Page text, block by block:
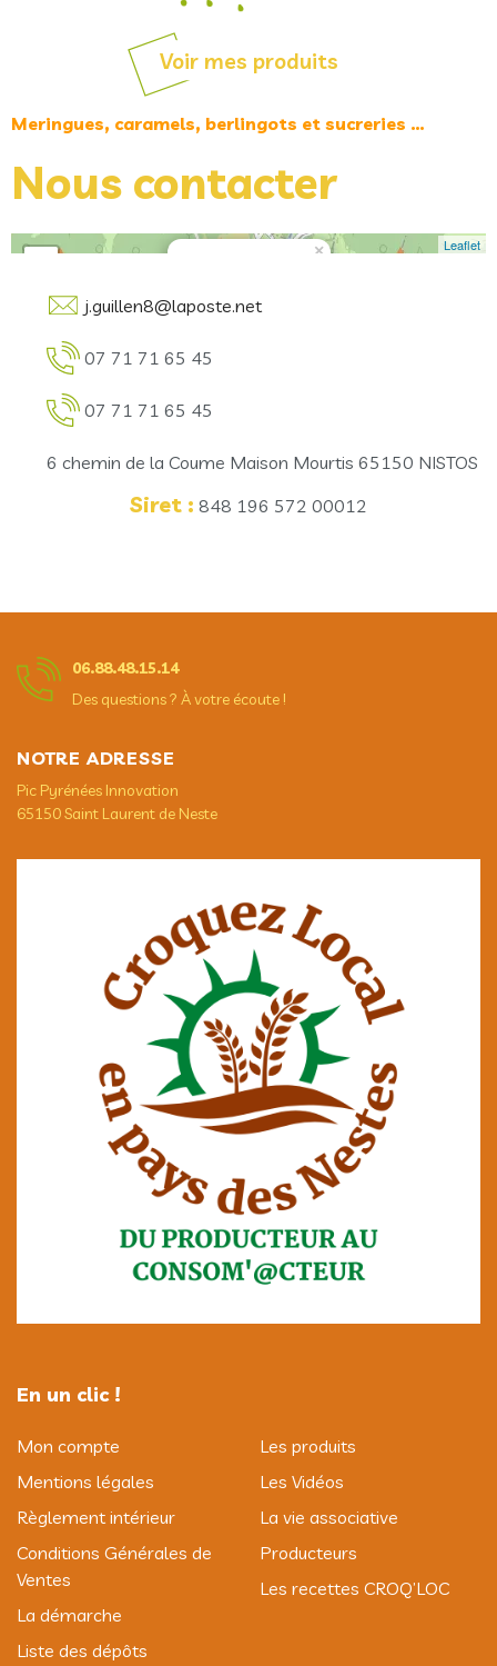
Voir mes produits
Meringues, caramels, berlingots et sucreries …
Nous contacter
× Leaflet
j.guillen8@laposte.net
07 71 71 65 45
07 71 71 65 45
6 chemin de la Coume Maison Mourtis 65150 NISTOS
Siret : 848 196 572 00012
06.88.48.15.14
Des questions ? À votre écoute !
NOTRE ADRESSE
Pic Pyrénées Innovation
65150 Saint Laurent de Neste
En un clic !
Mon compte
Mentions légales
Règlement intérieur
Conditions Générales de
Ventes
La démarche
Liste des dépôts
Les produits
Les Vidéos
La vie associative
Producteurs
Les recettes CROQ’LOC